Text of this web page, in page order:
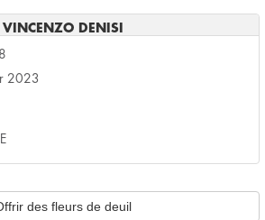
VINCENZO DENISI
2023
des fleurs de deuil